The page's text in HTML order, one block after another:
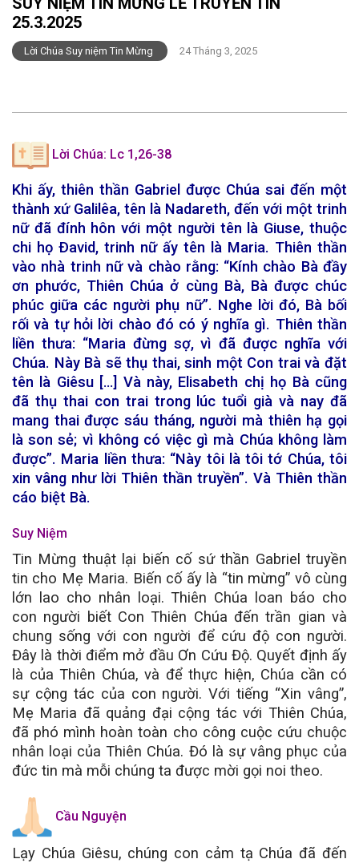
25.3.2025
Lời Chúa Suy niệm Tin Mừng 24 Tháng 3, 2025
Lời Chúa: Lc 1,26-38
Khi ấy, thiên thần Gabriel được Chúa sai đến một
thành xứ Galilêa, tên là Nadareth, đến với một trinh
nữ đã đính hôn với một người tên là Giuse, thuộc
chi họ Ðavid, trinh nữ ấy tên là Maria. Thiên thần
vào nhà trinh nữ và chào rằng: “Kính chào Bà đầy
ơn phước, Thiên Chúa ở cùng Bà, Bà được chúc
phúc giữa các người phụ nữ”. Nghe lời đó, Bà bối
rối và tự hỏi lời chào đó có ý nghĩa gì. Thiên thần
liền thưa: “Maria đừng sợ, vì đã được nghĩa với
Chúa. Này Bà sẽ thụ thai, sinh một Con trai và đặt
tên là Giêsu […] Và này, Elisabeth chị họ Bà cũng
đã thụ thai con trai trong lúc tuổi già và nay đã
mang thai được sáu tháng, người mà thiên hạ gọi
là son sẻ; vì không có việc gì mà Chúa không làm
được”. Maria liền thưa: “Này tôi là tôi tớ Chúa, tôi
xin vâng như lời Thiên thần truyền”. Và Thiên thần
cáo biệt Bà.
Suy Niệm
Tin Mừng thuật lại biến cố sứ thần Gabriel truyền
tin cho Mẹ Maria. Biến cố ấy là “tin mừng” vô cùng
lớn lao cho nhân loại. Thiên Chúa loan báo cho
con người biết Con Thiên Chúa đến trần gian và
chung sống với con người để cứu độ con người.
Đây là thời điểm mở đầu Ơn Cứu Độ. Quyết định ấy
là của Thiên Chúa, và để thực hiện, Chúa cần có
sự cộng tác của con người. Với tiếng “Xin vâng”,
Mẹ Maria đã quảng đại cộng tác với Thiên Chúa,
đã phó mình hoàn toàn cho công cuộc cứu chuộc
nhân loại của Thiên Chúa. Đó là sự vâng phục của
đức tin mà mỗi chúng ta được mời gọi noi theo.
Cầu Nguyện
Lạy Chúa Giêsu, chúng con cảm tạ Chúa đã đến